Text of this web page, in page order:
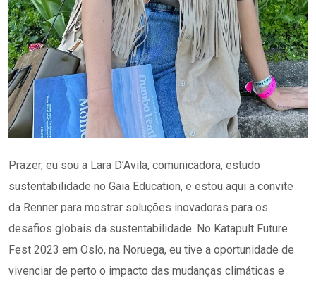
Prazer, eu sou a Lara D’Avila, comunicadora, estudo
sustentabilidade no Gaia Education, e estou aqui a convite
da Renner para mostrar soluções inovadoras para os
desafios globais da sustentabilidade. No Katapult Future
Fest 2023 em Oslo, na Noruega, eu tive a oportunidade de
vivenciar de perto o impacto das mudanças climáticas e